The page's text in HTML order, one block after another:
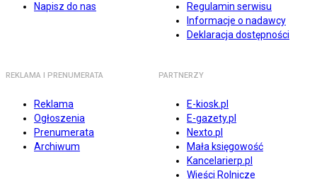
Napisz do nas
Regulamin serwisu
Informacje o nadawcy
Deklaracja dostępności
REKLAMA I PRENUMERATA
Reklama
Ogłoszenia
Prenumerata
Archiwum
PARTNERZY
E-kiosk.pl
E-gazety.pl
Nexto.pl
Mała księgowość
Kancelarierp.pl
Wieści Rolnicze